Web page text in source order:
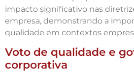
impacto significativo nas
empresa, demonstrando a
qualidade em contextos
Voto de qualidade e
corporativa